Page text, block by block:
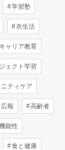
学習塾
衣生活
ャリア教育
ェクト学習
ティケア
報 高齢者
能性
食と健康